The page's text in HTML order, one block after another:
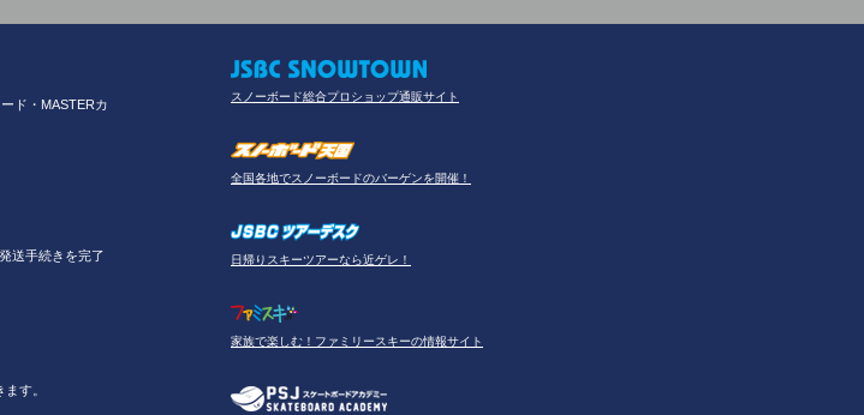
スノーボード総合プロショップ通販サイト
全国各地でスノーボードのバーゲンを開催！
日帰りスキーツアーなら近ゲレ！
家族で楽しむ！ファミリースキーの情報サイト
ド・MASTERカ
送手続きを完了
す。